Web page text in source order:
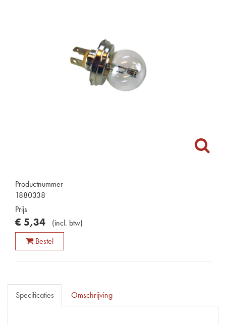
Productnummer
1880338
Prijs
€ 5,34 (incl. btw)
Bestel
Specificaties Omschrijving